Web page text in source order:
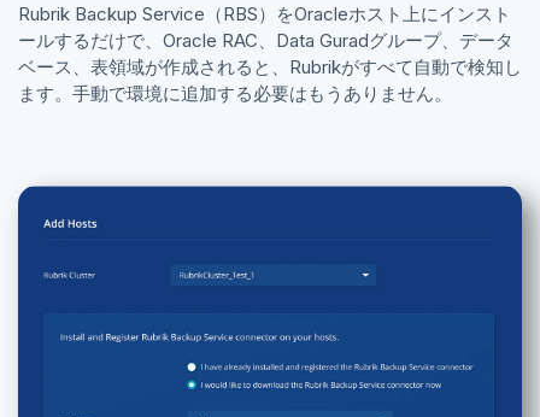
Rubrik Backup Service（RBS）をOracleホスト上にインスト
ールするだけで、Oracle RAC、Data Guradグループ、データ
ベース、表領域が作成されると、Rubrikがすべて自動で検知し
ます。手動で環境に追加する必要はもうありません。